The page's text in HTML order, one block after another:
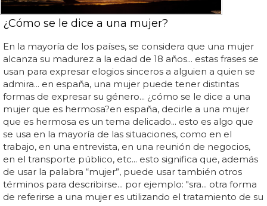
¿Cómo se le dice a una mujer?
En la mayoría de los países, se considera que una mujer
alcanza su madurez a la edad de 18 años... estas frases se
usan para expresar elogios sinceros a alguien a quien se
admira... en españa, una mujer puede tener distintas
formas de expresar su género... ¿cómo se le dice a una
mujer que es hermosa?en españa, decirle a una mujer
que es hermosa es un tema delicado... esto es algo que
se usa en la mayoría de las situaciones, como en el
trabajo, en una entrevista, en una reunión de negocios,
en el transporte público, etc... esto significa que, además
de usar la palabra “mujer”, puede usar también otros
términos para describirse... por ejemplo: "sra... otra forma
de referirse a una mujer es utilizando el tratamiento de su